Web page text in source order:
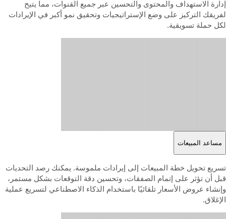
الاستهداف والمحتوى والتحسين عبر جميع القنوات، مما يتيح
التركيز على وضع الإستراتيجيات وتحقيق نمو أكبر في الإيرادات
حملة تسويقية.
مساعد المبيعات
تحويل خطة المبيعات إلى إيرادات ملموسة. يمكنك رصد التحديات
أن تؤثر على إتمام الصفقات، وتحسين دقة التوقعات بشكل مستمر،
عروض الأسعار تلقائيًا باستخدام الذكاء الاصطناعي لتسريع عملية